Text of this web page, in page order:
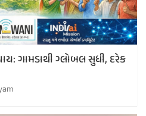
ગામડાથી ગ્લોબલ સુધી, દરેક